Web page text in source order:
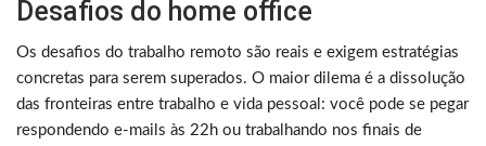
Desafios do home office
Os desafios do trabalho remoto são reais e exigem estratégias
concretas para serem superados. O maior dilema é a dissolução
das fronteiras entre trabalho e vida pessoal: você pode se pegar
respondendo e-mails às 22h ou trabalhando nos finais de